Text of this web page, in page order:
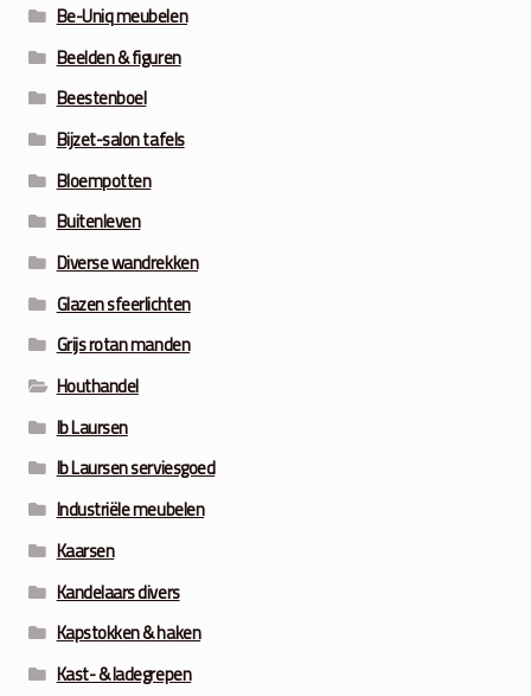
Be-Uniq meubelen
Beelden & figuren
Beestenboel
Bijzet-salon tafels
Bloempotten
Buitenleven
Diverse wandrekken
Glazen sfeerlichten
Grijs rotan manden
Houthandel
Ib Laursen
Ib Laursen serviesgoed
Industriële meubelen
Kaarsen
Kandelaars divers
Kapstokken & haken
Kast- & ladegrepen